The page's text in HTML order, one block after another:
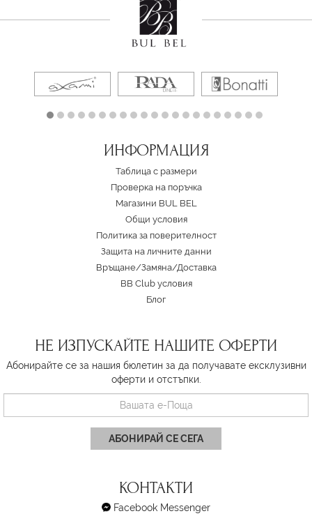
ИНФОРМАЦИЯ
Таблица с размери
Проверка на поръчка
Магазини BUL BEL
Oбщи условия
Политика за поверителност
Защита на личните данни
Връщане/Замяна/Доставка
BB Club условия
Блог
НЕ ИЗПУСКАЙТЕ НАШИТЕ ОФЕРТИ
Абонирайте се за нашия бюлетин за да получавате ексклузивни
оферти и отстъпки.
АБОНИРАЙ СЕ СЕГА
КОНТАКТИ
Facebook Messenger